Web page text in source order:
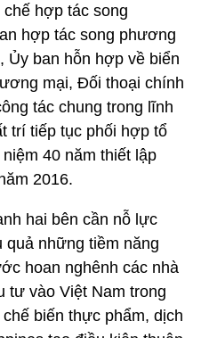
hợp tác song
hợp tác song phương
Ủy ban hỗn hợp về biển
mại, Đối thoại chính
tác chung trong lĩnh
trí tiếp tục phối hợp tổ
40 năm thiết lập
2016.
hai bên cần nỗ lực
quả những tiềm năng
hoan nghênh các nhà
tư vào Việt Nam trong
biến thực phẩm, dịch